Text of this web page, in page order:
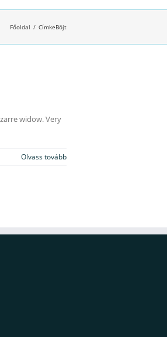
Főoldal CímkeBöjt
widow. Very
Olvass tovább